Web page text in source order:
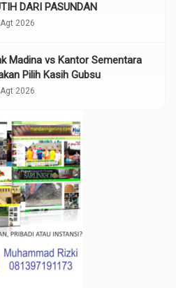
DARI PASUNDAN
2026
Madina vs Kantor Sementara
Pilih Kasih Gubsu
2026